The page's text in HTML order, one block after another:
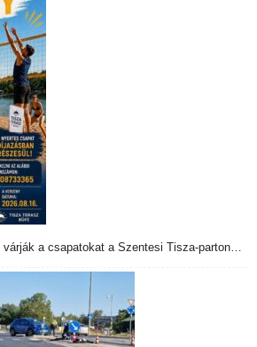
várják a csapatokat a Szentesi Tisza-parton…